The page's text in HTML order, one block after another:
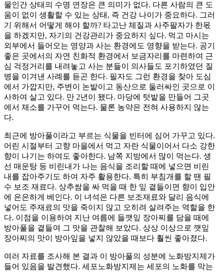
물인간 상태의 수명 연장은 큰 의미가 없다. 다른 사람의 큰 도
움이 없이 생활할 수 있는 상태, 즉 건강 나이가 중요하다. 그러
기 위해서 어떻게 해야 할까? 타고난 체질과 사주팔자가 한몫
을 하겠지만, 자기의 건강관리가 중요하지 싶다. 먹고 마시는
외부에서 들어오는 영양과 사는 환경에도 영향을 받는다. 공기
좋은 곳에서의 자연 친화적 환경에서 보금자리를 마련하여 근
심 걱정거리를 내려놓고 사는 분들이 의사들도 포기하였던 질
병을 이겨낸 사례를 듣곤 한다. 필자도 그런 환경을 찾아 도심
에서 가깝지만, 주변이 논밭이고 동산으로 둘러싸인 곳으로 이
사하여 살고 있다. 만 2년이 됐다. 마당에 텃밭을 만들어 그곳
에서 채소를 가꾸어 먹는다. 물론 농약은 전혀 사용하지 않는
다.
최근에 방아풀이라고 부르는 식물을 빈터에 심어 가꾸고 있다.
어린 시절부터 고향 마을에서 먹고 자란 식물이어서 다소 강한
향이 나기는 하여도 좋아한다. 남쪽 지방에서 많이 먹는다. 생
선 매운탕 등 비린내가 나는 음식을 조리할 때에 넣으면 비린
내를 잡아주기도 하여 자주 활용한다. 특히 부침개를 할 땐 필
수 보조 재료다. 상추쌈을 싸 먹을 때 한 잎 곁들이면 향이 입안
에 은은하게 베인다. 이 녀석은 다른 보조재료와 달리 음식에
넣어도 주재료의 맛을 죽이지 않고 오히려 살려주는 역할을 한
다. 이점을 이용하여 지난 여름에 들깻잎 장아찌를 담을 때에
방아풀을 곁들여 그 맛을 관찰해 보았다. 상상 이상으로 깻잎
장아찌의 맛이 방아잎을 넣지 않았을 때보다 훨씬 좋아졌다.
여러 자료를 조사해 본 결과 이 방아풀의 성분에 노화방지제가
들어 있음을 발견했다. 세포노화방지제는 세포의 노화를 막는